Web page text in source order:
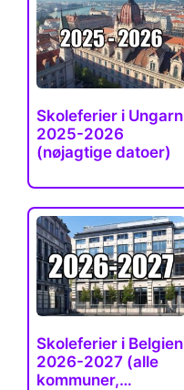
Skoleferier i Ungarn
2025-2026
(nøjagtige datoer)
Skoleferier i Belgien
2026-2027 (alle
kommuner,…